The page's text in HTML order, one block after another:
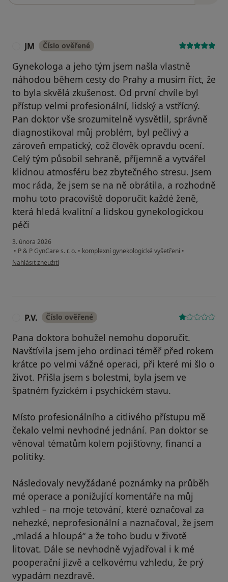
JM Číslo ověřené
Gynekologa a jeho tým jsem našla vlastně
náhodou během cesty do Prahy a musím říct, že
to byla skvělá zkušenost. Od první chvíle byl
přístup velmi profesionální, lidský a vstřícný.
Pan doktor vše srozumitelně vysvětlil, správně
diagnostikoval můj problém, byl pečlivý a
zároveň empatický, což člověk opravdu ocení.
Celý tým působil sehraně, příjemně a vytvářel
klidnou atmosféru bez zbytečného stresu. Jsem
moc ráda, že jsem se na ně obrátila, a rozhodně
mohu toto pracoviště doporučit každé ženě,
která hledá kvalitní a lidskou gynekologickou
péči
3. února 2026
• P & P GynCare s. r. o. • komplexní gynekologické vyšetření •
podle názoru uživatele JM
Nahlásit zneužití
P.V. Číslo ověřené
Pana doktora bohužel nemohu doporučit.
Navštívila jsem jeho ordinaci téměř před rokem
krátce po velmi vážné operaci, při které mi šlo o
život. Přišla jsem s bolestmi, byla jsem ve
špatném fyzickém i psychickém stavu.
Místo profesionálního a citlivého přístupu mě
čekalo velmi nevhodné jednání. Pan doktor se
věnoval tématům kolem pojišťovny, financí a
politiky.
Následovaly nevyžádané poznámky na průběh
mé operace a ponižující komentáře na můj
vzhled – na moje tetování, které označoval za
nehezké, neprofesionální a naznačoval, že jsem
„mladá a hloupá“ a že toho budu v životě
litovat. Dále se nevhodně vyjadřoval i k mé
pooperační jizvě a celkovému vzhledu, že prý
vypadám nezdravě.